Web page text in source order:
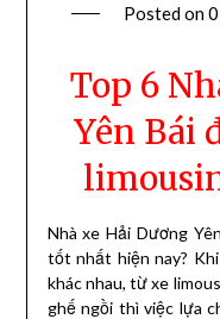
Posted on
Top 6
Yên Bái
Nhà xe Hải Dương
tốt nhất hiện nay?
khác nhau, từ xe
ghế ngồi thì việc lựa